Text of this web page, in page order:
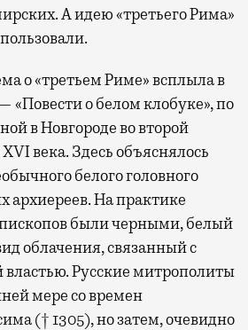
А идею «третьего Рима»
о «третьем Риме» всплыла в
о белом клобуке», по
в Новгороде во второй
века. Здесь объяснялось
белого головного
архиереев. На практике
были черными, белый
облачения, связанный с
Русские митрополиты
мере со времен
(† 1305), но затем, очевидно